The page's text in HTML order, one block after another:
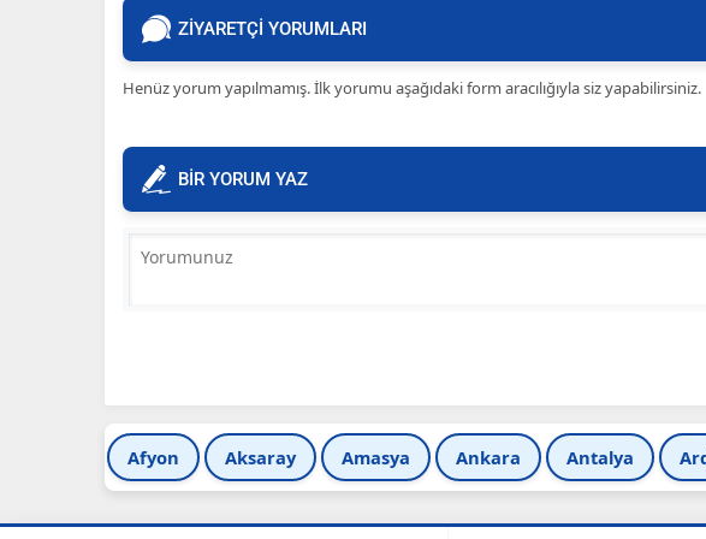
ZİYARETÇİ YORUMLARI
Henüz yorum yapılmamış. İlk yorumu aşağıdaki form aracılığıyla siz yapabilirsiniz.
BİR YORUM YAZ
Afyon Aksaray Amasya Ankara Antalya